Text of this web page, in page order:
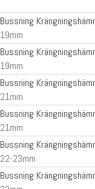
Bussning
19mm
Bussning
19mm
Bussning
21mm
Bussning
21mm
Bussning
22-23mm
Bussning